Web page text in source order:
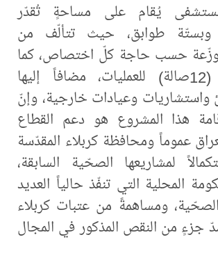
يُقام على مساحةٍ تُقدّر
وبستّة طوابق، حيث تتألّف من
موزّعة حسب حاجة كلّ اختصاص، كما
تحتوي ‏على (12صالة) للعمليات، مضافاً إليها
واستشاريات وعيادات خارجية، وإنّ
هذا المشروع هو دعم القطاع
عموماً ‏ومحافظة كربلاء المقدّسة
لمشاريعها الصحّية السابقة،
المحلية ‏التي تنفّذ حالياً العديد
ومساهمةً من عتبات كربلاء
جزءٍ من ‏النقص المذكور في المجال